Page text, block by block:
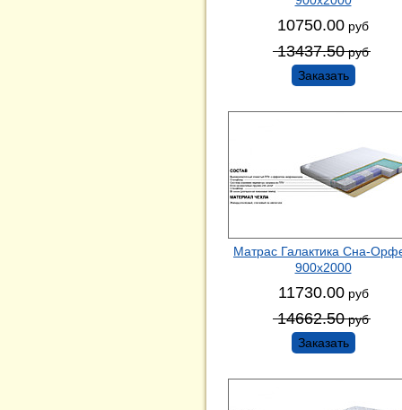
10750.00 руб
13437.50 руб
Заказать
Матрас Галактика Сна-
900х2000
11730.00 руб
14662.50 руб
Заказать